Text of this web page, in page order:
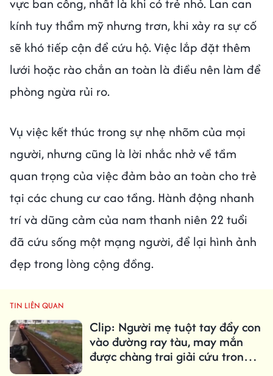
kính tuy thẩm mỹ nhưng trơn, khi xảy ra sự cố
sẽ khó tiếp cận để cứu hộ. Việc lắp đặt thêm
lưới hoặc rào chắn an toàn là điều nên làm để
phòng ngừa rủi ro.
Vụ việc kết thúc trong sự nhẹ nhõm của mọi
người, nhưng cũng là lời nhắc nhở về tầm
quan trọng của việc đảm bảo an toàn cho trẻ
tại các chung cư cao tầng. Hành động nhanh
trí và dũng cảm của nam thanh niên 22 tuổi
đã cứu sống một mạng người, để lại hình ảnh
đẹp trong lòng cộng đồng.
TIN LIÊN QUAN
Clip: Người mẹ tuột tay đẩy con
vào đường ray tàu, may mắn
được chàng trai giải cứu trong